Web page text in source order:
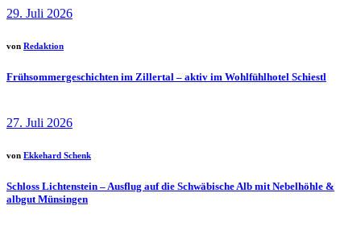
29. Juli 2026
von Redaktion
Frühsommergeschichten im Zillertal – aktiv im Wohlfühlhotel Schiestl
27. Juli 2026
von Ekkehard Schenk
Schloss Lichtenstein – Ausflug auf die Schwäbische Alb mit Nebelhöhle &
albgut Münsingen